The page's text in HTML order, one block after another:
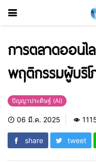
การตลาดออนไ
พฤติกรรมผู้บริโ
ปัญญาประดิษฐ์ (AI)
06 มี.ค. 2025
share tweet